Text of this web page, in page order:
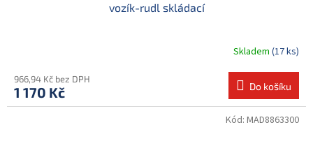
vozík-rudl skládací
Skladem (17 ks)
966,94 Kč bez DPH
1 170 Kč Do košíku
Kód: MAD8863300